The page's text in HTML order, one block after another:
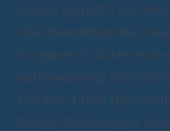
6 Jahre gemäß § 257
HGB (Handelsbriefe).
Vorgaben in Österreich
Aufbewahrung
132 Abs. 1 BAO
Belege/Rechnungen,